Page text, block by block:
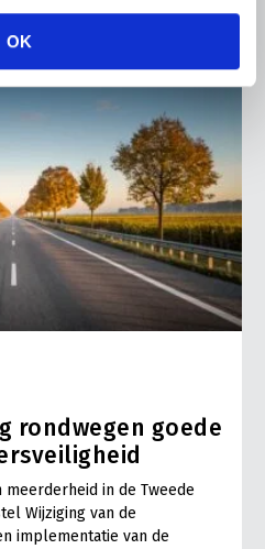
OK
rondwegen goede
in de Tweede
Wijziging van de
implementatie van de